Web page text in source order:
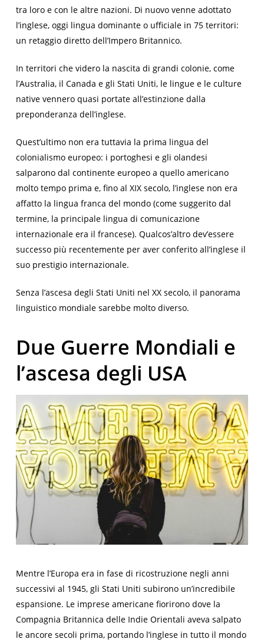
tra loro e con le altre nazioni. Di nuovo venne adottato
l’inglese, oggi lingua dominante o ufficiale in 75 territori:
un retaggio diretto dell’Impero Britannico.
In territori che videro la nascita di grandi colonie, come
l’Australia, il Canada e gli Stati Uniti, le lingue e le culture
native vennero quasi portate all’estinzione dalla
preponderanza dell’inglese.
Quest’ultimo non era tuttavia la prima lingua del
colonialismo europeo: i portoghesi e gli olandesi
salparono dal continente europeo a quello americano
molto tempo prima e, fino al XIX secolo, l’inglese non era
affatto la lingua franca del mondo (come suggerito dal
termine, la principale lingua di comunicazione
internazionale era il francese). Qualcos’altro dev’essere
successo più recentemente per aver conferito all’inglese il
suo prestigio internazionale.
Senza l’ascesa degli Stati Uniti nel XX secolo, il panorama
linguistico mondiale sarebbe molto diverso.
Due Guerre Mondiali e
l’ascesa degli USA
Mentre l’Europa era in fase di ricostruzione negli anni
successivi al 1945, gli Stati Uniti subirono un’incredibile
espansione. Le imprese americane fiorirono dove la
Compagnia Britannica delle Indie Orientali aveva salpato
le ancore secoli prima, portando l’inglese in tutto il mondo